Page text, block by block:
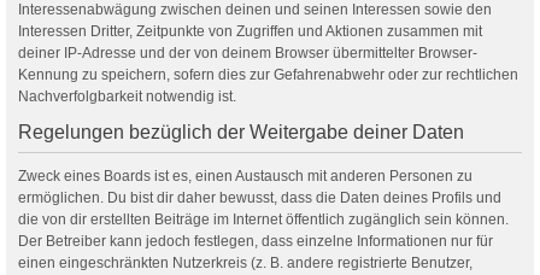
Interessenabwägung zwischen deinen und seinen Interessen sowie den
Interessen Dritter, Zeitpunkte von Zugriffen und Aktionen zusammen mit
deiner IP-Adresse und der von deinem Browser übermittelter Browser-
Kennung zu speichern, sofern dies zur Gefahrenabwehr oder zur rechtlichen
Nachverfolgbarkeit notwendig ist.
Regelungen bezüglich der Weitergabe deiner Daten
Zweck eines Boards ist es, einen Austausch mit anderen Personen zu
ermöglichen. Du bist dir daher bewusst, dass die Daten deines Profils und
die von dir erstellten Beiträge im Internet öffentlich zugänglich sein können.
Der Betreiber kann jedoch festlegen, dass einzelne Informationen nur für
einen eingeschränkten Nutzerkreis (z. B. andere registrierte Benutzer,